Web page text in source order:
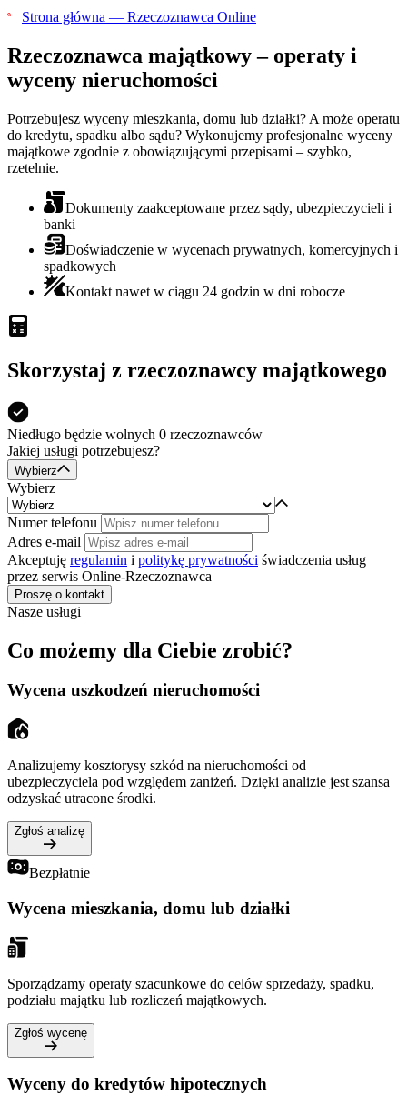
Strona główna — Rzeczoznawca Online
Rzeczoznawca majątkowy– operaty i
wyceny nieruchomości
Potrzebujesz wyceny mieszkania, domu lub działki? A może operatu
do kredytu, spadku albo sądu? Wykonujemy profesjonalne wyceny
majątkowe zgodnie z obowiązującymi przepisami – szybko,
rzetelnie.
Dokumenty zaakceptowane przez sądy, ubezpieczycieli i
banki
Doświadczenie w wycenach prywatnych, komercyjnych i
spadkowych
Kontakt nawet w ciągu 24 godzin w dni robocze
Skorzystaj z rzeczoznawcy majątkowego
Niedługo będzie wolnych 0 rzeczoznawców
Jakiej usługi potrzebujesz?
Wybierz
Wybierz
Numer telefonu
Adres e-mail
Akceptuję regulamin i politykę prywatności świadczenia usług
przez serwis Online-Rzeczoznawca
Proszę o kontakt
Nasze usługi
Co możemy dla Ciebie zrobić?
Wycena uszkodzeń nieruchomości
Analizujemy kosztorysy szkód na nieruchomości od
ubezpieczyciela pod względem zaniżeń. Dzięki analizie jest szansa
odzyskać utracone środki.
Zgłoś analizę
Bezpłatnie
Wycena mieszkania, domu lub działki
Sporządzamy operaty szacunkowe do celów sprzedaży, spadku,
podziału majątku lub rozliczeń majątkowych.
Zgłoś wycenę
Wyceny do kredytów hipotecznych